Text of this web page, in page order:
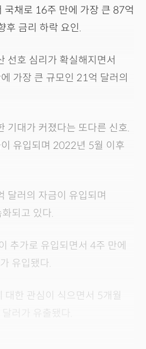
국채로 16주 만에 가장 큰 87억
후 금리 하락 요인.
선호 심리가 확실해지면서
가장 큰 규모인 21억 달러의
기대가 커졌다는 또다른 신호.
유입되며 2022년 5월 이후
달러의 자금이 유입되며
되고 있다.
추가로 유입되면서 4주 만에
유입됐다.
대한 관심이 식으면서 5개월
러가 유출됐다.